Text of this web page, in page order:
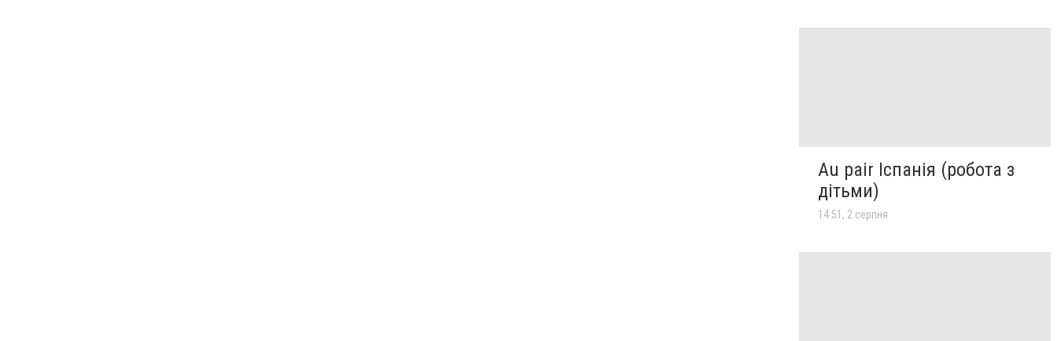
Au pair Іспанія (робота з
дітьми)
14:51, 2 серпня